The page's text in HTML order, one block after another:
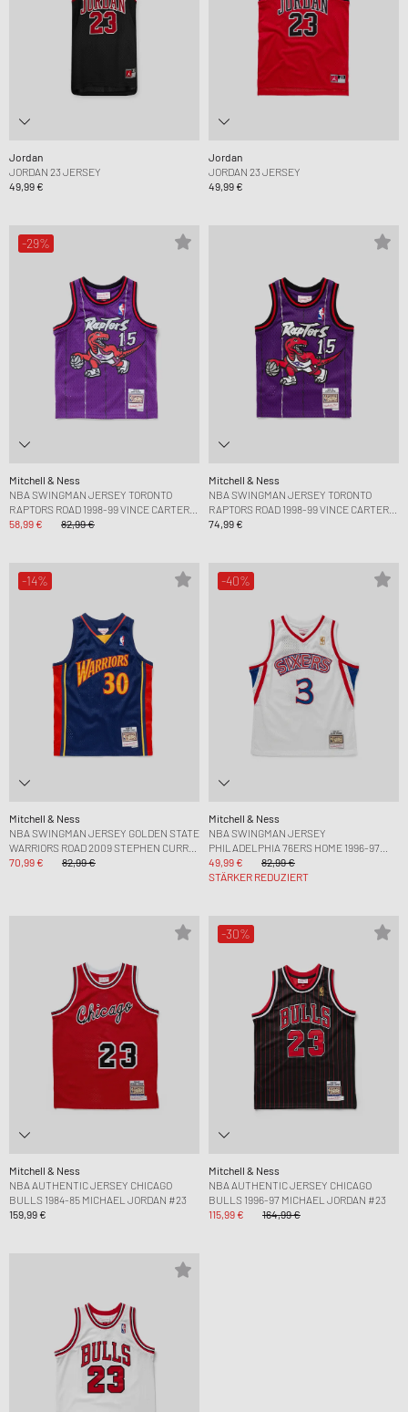
Jordan
JORDAN 23 JERSEY
49,99 €
Jordan
JORDAN 23 JERSEY
49,99 €
-29%
Mitchell & Ness
NBA SWINGMAN JERSEY TORONTO
RAPTORS ROAD 1998-99 VINCE CARTER
#15
58,99 € 82,99 €
Mitchell & Ness
NBA SWINGMAN JERSEY TORONTO
RAPTORS ROAD 1998-99 VINCE CARTER
#15
74,99 €
-14%
Mitchell & Ness
NBA SWINGMAN JERSEY GOLDEN STATE
WARRIORS ROAD 2009 STEPHEN CURRY
#30
70,99 € 82,99 €
-40%
Mitchell & Ness
NBA SWINGMAN JERSEY
PHILADELPHIA 76ERS HOME 1996-97
ALLEN IVERSON #3
49,99 €
82,99 €
STÄRKER REDUZIERT
Mitchell & Ness
NBA AUTHENTIC JERSEY CHICAGO
BULLS 1984-85 MICHAEL JORDAN #23
159,99 €
-30%
Mitchell & Ness
NBA AUTHENTIC JERSEY CHICAGO
BULLS 1996-97 MICHAEL JORDAN #23
115,99 €
164,99 €